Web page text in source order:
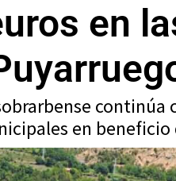
en
continúa
en beneficio